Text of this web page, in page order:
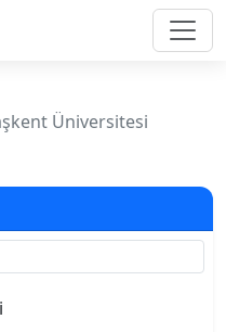
Üniversitesi